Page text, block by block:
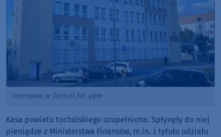
Starostwo w Tucholi fot. ppm
Kasa powiatu tucholskiego uzupełniona. Spłynęły do niej
pieniądze z Ministerstwa Finansów, m.in. z tytułu udziału